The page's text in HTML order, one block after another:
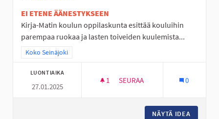
EI ETENE ÄÄNESTYKSEEN
Kirja-Matin koulun oppilaskunta esittää kouluihin
parempaa ruokaa ja lasten toiveiden kuulemista...
Rajaa tulokset teeman mukaan: Koko Seinäjoki
Koko Seinäjoki
LUONTIAIKA
27.01.2025
1 1 SEURAAJA
SEURAA 0
NÄYTÄ IDEA